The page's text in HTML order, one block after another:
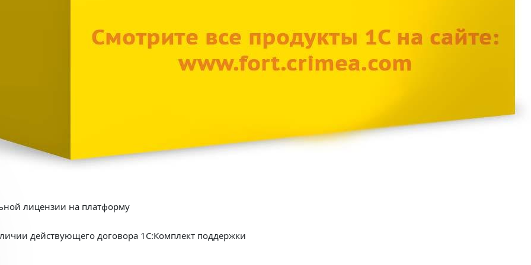
лицензии на платформу
действующего договора 1С:Комплект поддержки